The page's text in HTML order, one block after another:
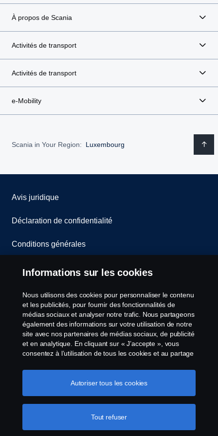
À propos de Scania
Activités de transport
Activités de transport
e-Mobility
Scania in Your Region: Luxembourg
Avis juridique
Déclaration de confidentialité
Conditions générales
Contactez-nous
Le système de lancement d'alerte
Politique de cookies
Paramètres des cookies
© Copyright Scania 2026 All Rights Reserved.
Scania Luxembourg - Rue Gabriël Lippmann 23 -
Informations sur les cookies
Nous utilisons des cookies pour personnaliser le contenu
et les publicités, pour fournir des fonctionnalités de
médias sociaux et analyser notre trafic. Nous partageons
également des informations sur votre utilisation de notre
site avec nos partenaires de médias sociaux, de publicité
et en analytique. En cliquant sur « J’accepte », vous
consentez à l’utilisation de tous les cookies et au partage
cookies en cliquant sur « Paramètres des cookies » et en
sélectionnant les catégories que vous souhaitez
Pour en savoir plus sur la
protection de votre vie privée
Tout refuser
Autoriser tous les cookies